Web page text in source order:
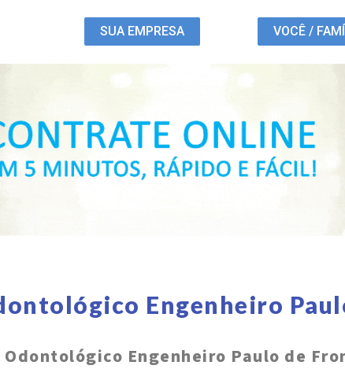
SUA EMPRESA VOCÊ /
Engenheiro
Odontológico Engenheiro Paulo de